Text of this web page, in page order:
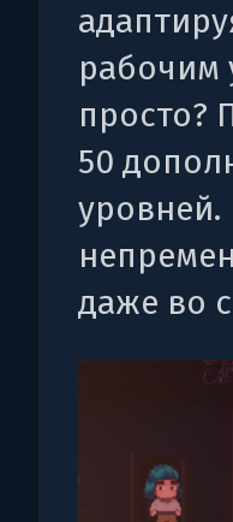
рабочим
просто?
50
уровней.
даже во